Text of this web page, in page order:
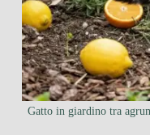
Gatto in giardino tra